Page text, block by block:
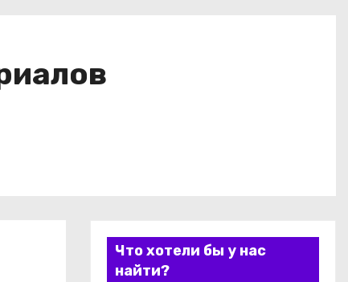
Что хотели бы у нас
найти?